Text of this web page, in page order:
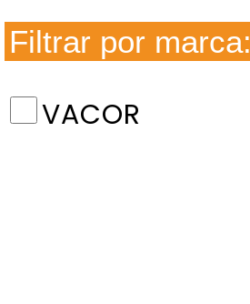
Filtrar por marca:
VACOR